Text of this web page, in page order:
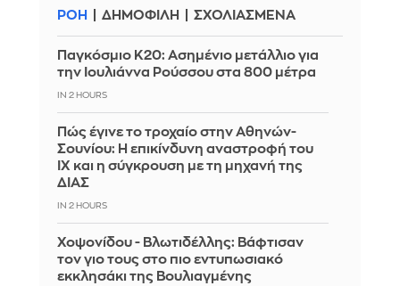
ΡΟΗ ΔΗΜΟΦΙΛΗ ΣΧΟΛΙΑΣΜΕΝΑ
Παγκόσμιο Κ20: Ασημένιο μετάλλιο για
την Ιουλιάννα Ρούσσου στα 800 μέτρα
IN 2 HOURS
Πώς έγινε το τροχαίο στην Αθηνών-
Σουνίου: Η επικίνδυνη αναστροφή του
ΙΧ και η σύγκρουση με τη μηχανή της
ΔΙΑΣ
IN 2 HOURS
Χοψονίδου - Βλωτιδέλλης: Βάφτισαν
τον γιο τους στο πιο εντυπωσιακό
εκκλησάκι της Βουλιαγμένης